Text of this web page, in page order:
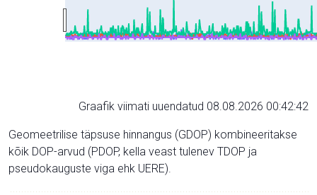
Graafik viimati uuendatud 08.08.2026 00:42:42
Geomeetrilise täpsuse hinnangus (GDOP) kombineeritakse
kõik DOP-arvud (PDOP, kella veast tulenev TDOP ja
pseudokauguste viga ehk UERE).